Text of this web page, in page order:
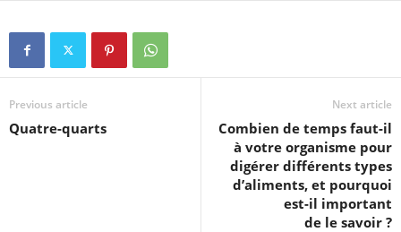
Previous article
Quatre-quarts
Next article
Combien de temps faut-il
à votre organisme pour
digérer différents types
d’aliments, et pourquoi
est-il important
de le savoir ?